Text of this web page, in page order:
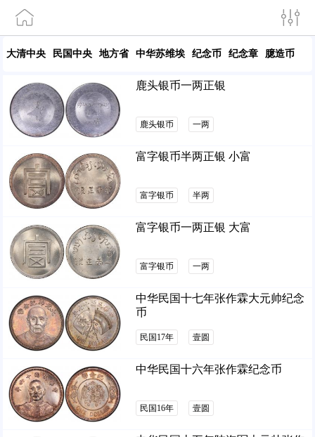
大清中央 民国中央 地方省 中华苏维埃 纪念币 纪念章 臆造币
鹿头银币一两正银
鹿头银币 一两
富字银币半两正银 小富
富字银币 半两
富字银币一两正银 大富
富字银币 一两
中华民国十七年张作霖大元帅纪念
币
民国17年 壹圆
中华民国十六年张作霖纪念币
民国16年 壹圆